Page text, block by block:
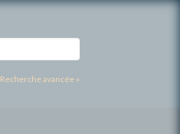
Recherche avancée »